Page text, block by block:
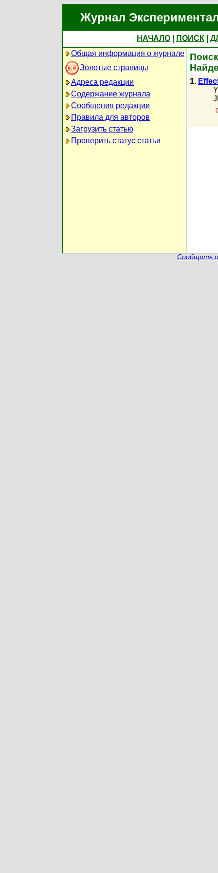
Журнал
НАЧАЛО ПОИСК
Общая информация о журнале
Золотые страницы
Адреса редакции
Содержание журнала
Сообщения редакции
Правила для авторов
Загрузить статью
Проверить статус статьи
1.
Сообщить о